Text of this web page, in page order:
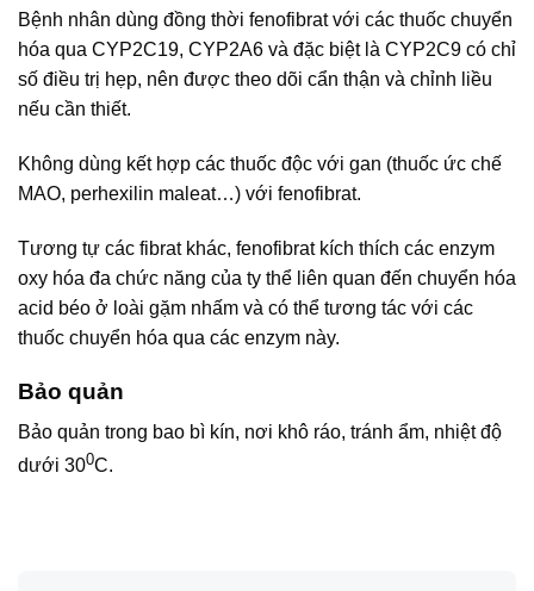
Bệnh nhân dùng đồng thời fenofibrat với các thuốc chuyển
hóa qua CYP2C19, CYP2A6 và đặc biệt là CYP2C9 có chỉ
số điều trị hẹp, nên được theo dõi cẩn thận và chỉnh liều
nếu cần thiết.
Không dùng kết hợp các thuốc độc với gan (thuốc ức chế
MAO, perhexilin maleat…) với fenofibrat.
Tương tự các fibrat khác, fenofibrat kích thích các enzym
oxy hóa đa chức năng của ty thể liên quan đến chuyển hóa
acid béo ở loài gặm nhấm và có thể tương tác với các
thuốc chuyển hóa qua các enzym này.
Bảo quản
Bảo quản trong bao bì kín, nơi khô ráo, tránh ẩm, nhiệt độ
dưới 300C.